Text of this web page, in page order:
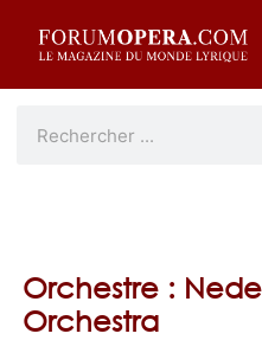
Orchestre :
Orchestra